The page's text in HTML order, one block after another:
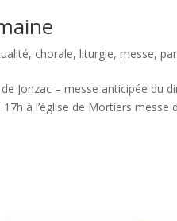
, chorale,liturgie,messe,
Jonzac – messe anticipée du
à l’église de Mortiers